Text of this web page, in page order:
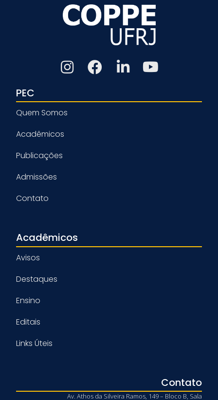
PEC
Quem Somos
Acadêmicos
Publicações
Admissões
Contato
Acadêmicos
Avisos
Destaques
Ensino
Editais
Links Úteis
Contato
Av. Athos da Silveira Ramos, 149 – Bloco B, Sala